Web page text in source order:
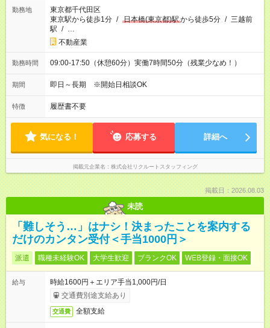
勤務地
東京都千代田区
東京駅から徒歩1分 / 日本橋(東京都)駅から徒歩5分 / 三越前
駅 / …
不動産業
勤務時間 09:00-17:50（休憩60分）実働7時間50分（残業少なめ！）
期間 即日～長期 ※開始日相談OK
特徴 履歴書不要
気になる！ 応募する 詳細へ
掲載元企業名 株式会社リクルートスタッフィング
掲載日：2026.08.03
未読
「難しそう…」はナシ！決まったことを案内する
だけのカンタン受付＜手当1000円＞
派遣 職種未経験OK 大学生歓迎 ブランクOK WEB登録・面接OK
給与
時給1600円＋エリア手当1,000円/日
交通費別途支給あり
交通費 全額支給